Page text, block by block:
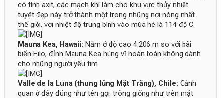
có tính axit, các mạch khí làm cho khu vực thủy nhiệt
tuyệt đẹp này trở thành một trong những nơi nóng nhất
thế giới, với nhiệt độ trung bình vào mùa hè là 114 độ C.
Mauna Kea, Hawaii: Nằm ở độ cao 4.206 m so với bãi
biển Hilo, đỉnh Mauna Kea hùng vĩ hoàn toàn không dành
cho những người yếu tim.
Valle de la Luna (thung lũng Mặt Trăng), Chile: Cảnh
quan ở đây đúng như tên gọi, trông giống như trên mặt